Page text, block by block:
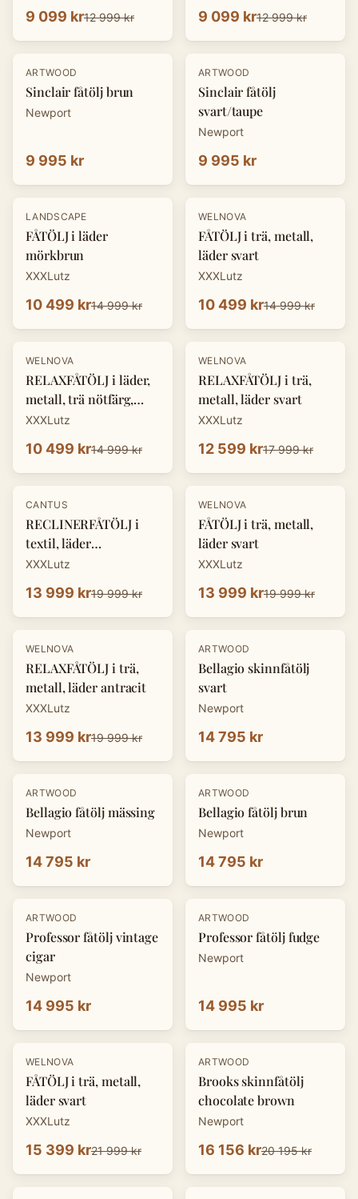
9 099 kr12 999 kr 9 099 kr12 999 kr
ARTWOOD
Sinclair fåtölj brun
Newport
9 995 kr
ARTWOOD
Sinclair fåtölj
svart/taupe
Newport
9 995 kr
- 30%
LANDSCAPE
FÅTÖLJ i läder
mörkbrun
XXXLutz
10 499 kr14 999 kr
-30 %
WELNOVA
FÅTÖLJ i trä, metall,
läder svart
XXXLutz
10 499 kr14 999 kr
-30 %
WELNOVA
RELAXFÅTÖLJ i läder,
metall, trä nötfärg,
svart
XXXLutz
10 499 kr14 999 kr
-30 %
WELNOVA
RELAXFÅTÖLJ i trä,
metall, läder svart
XXXLutz
12 599 kr17 999 kr
-30%
CANTUS
RECLINERFÅTÖLJ i
textil, läder
cognacfärgad
XXXLutz
13 999 kr19 999 kr
-30 %
WELNOVA
FÅTÖLJ i trä, metall,
läder svart
XXXLutz
13 999 kr19 999 kr
-30 %
WELNOVA
RELAXFÅTÖLJ i trä,
metall, läder antracit
XXXLutz
13 999 kr19 999 kr
ARTWOOD
Bellagio skinnfåtölj
svart
Newport
14 795 kr
ARTWOOD
Bellagio fåtölj mässing
Newport
14 795 kr
ARTWOOD
Bellagio fåtölj brun
Newport
14 795 kr
ARTWOOD
Professor fåtölj vintage
cigar
Newport
14 995 kr
ARTWOOD
Professor fåtölj fudge
Newport
14 995 kr
-30 %
WELNOVA
FÅTÖLJ i trä, metall,
läder svart
XXXLutz
15 399 kr21 999 kr
-20%
ARTWOOD
Brooks skinnfåtölj
chocolate brown
Newport
16 156 kr20 195 kr